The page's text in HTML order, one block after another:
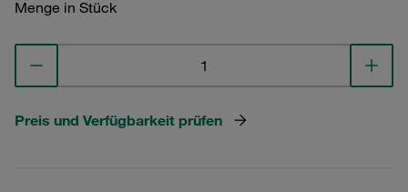
Menge in Stück
Preis und Verfügbarkeit prüfen